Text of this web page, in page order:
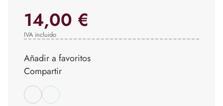
14,00 €
IVA incluido
Añadir a favoritos
Compartir